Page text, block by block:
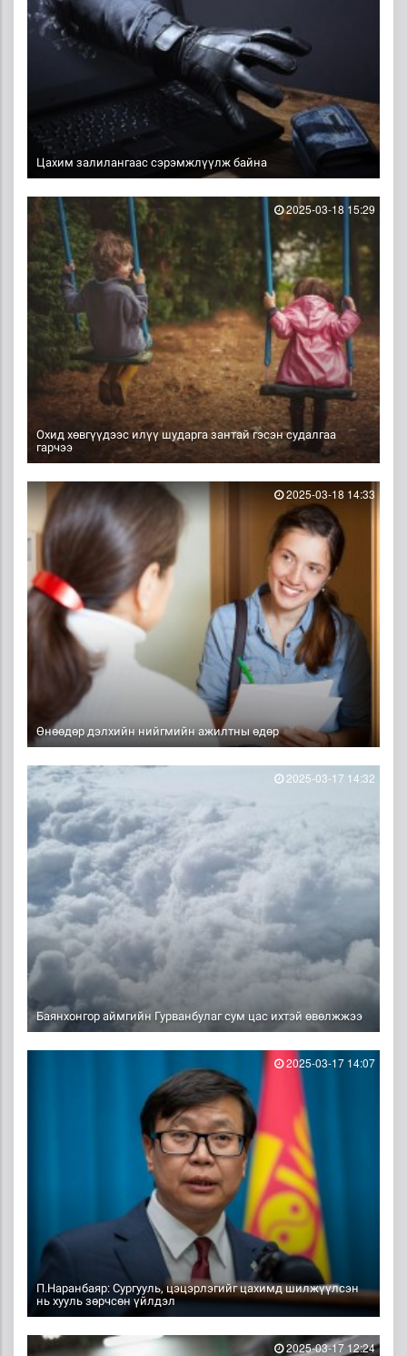
Цахим залилангаас сэрэмжлүүлж байна
Охид хөвгүүдээс илүү шударга зантай гэсэн судалгаа
гарчээ
2025-03-18 15:29
Өнөөдөр дэлхийн нийгмийн ажилтны өдөр
2025-03-18 14:33
Баянхонгор аймгийн Гурванбулаг сум цас ихтэй өвөлжжээ
2025-03-17 14:32
П.Наранбаяр: Сургууль, цэцэрлэгийг цахимд шилжүүлсэн
нь хууль зөрчсөн үйлдэл
2025-03-17 14:07
2025-03-17 12:24